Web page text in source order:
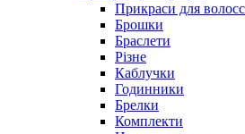
Прикраси для
Брошки
Браслети
Різне
Каблучки
Годинники
Брелки
Комплекти